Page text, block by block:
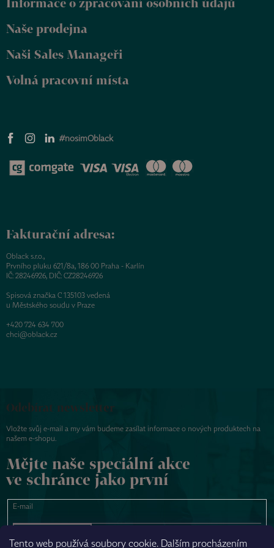
Tento web používá soubory cookie. Dalším procházením
Naše prodejna
Naši Sales Manageři
Volná pracovní místa
#nosimOblack
Fakturační adresa:
Oblack s.r.o.,
Prvního pluku 621/8a, 186 00 Praha - Karlín
IČ: 28246926, DIČ: CZ28246926
Spisová značka C 135103 vedená
u Městského soudu v Praze
+420 724 634 700
chci@oblack.cz
Odebírat newsletter
Vložte svůj e-mail a my vám budeme zasílat informace o nových produktech na
našem e-shopu.
Mějte naše speciální akce
ve schránce jako první
E-mail